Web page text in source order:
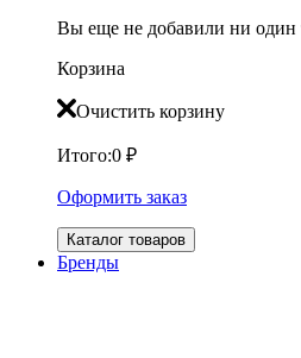
Вы еще не добавили ни один
Корзина
Очистить корзину
Итого:0 ₽
Оформить заказ
Каталог товаров
Бренды